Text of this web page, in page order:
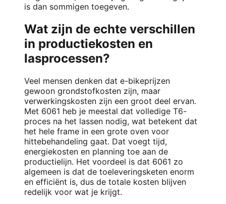
is dan sommigen toegeven.
Wat zijn de echte verschillen
in productiekosten en
lasprocessen?
Veel mensen denken dat e-bikeprijzen
gewoon grondstofkosten zijn, maar
verwerkingskosten zijn een groot deel ervan.
Met 6061 heb je meestal dat volledige T6-
proces na het lassen nodig, wat betekent dat
het hele frame in een grote oven voor
hittebehandeling gaat. Dat voegt tijd,
energiekosten en planning toe aan de
productielijn. Het voordeel is dat 6061 zo
algemeen is dat de toeleveringsketen enorm
en efficiënt is, dus de totale kosten blijven
redelijk voor wat je krijgt.